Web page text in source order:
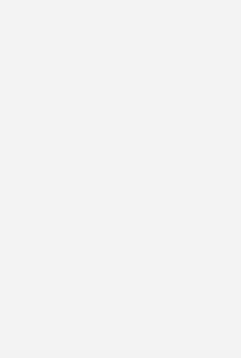
mehr über die Möglichkeiten der
gestaltung (Teil X)